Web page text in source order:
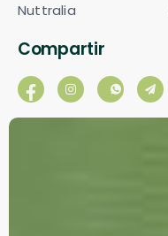
Nuttralia
Compartir